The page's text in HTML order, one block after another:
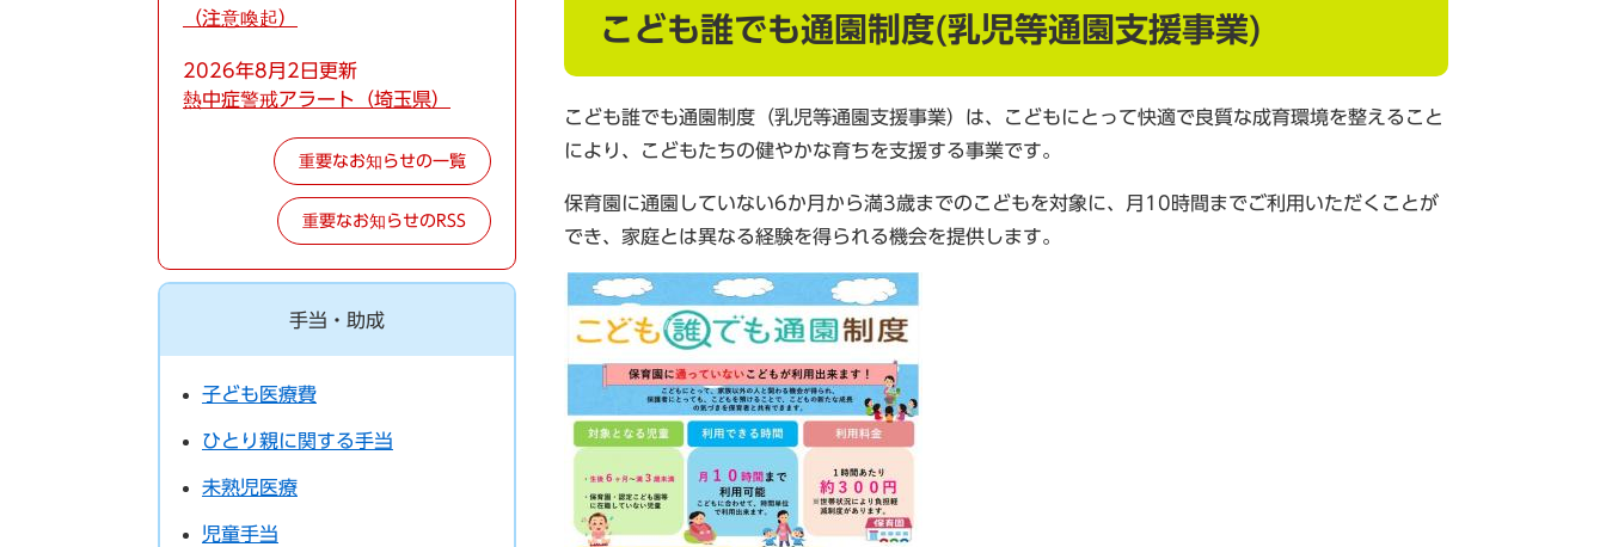
こども誰でも通園制度(乳児等通園支援事業)
こども誰でも通園制度（乳児等通園支援事業）は、こどもにとって快適で良質な成育環境を整えること
により、こどもたちの健やかな育ちを支援する事業です。
保育園に通園していない6か月から満3歳までのこどもを対象に、月10時間までご利用いただくことが
でき、家庭とは異なる経験を得られる機会を提供します。
（注意喚起）
2026年8月2日更新
熱中症警戒アラート（埼玉県）
重要なお知らせの一覧
重要なお知らせのRSS
手当・助成
子ども医療費
ひとり親に関する手当
未熟児医療
児童手当